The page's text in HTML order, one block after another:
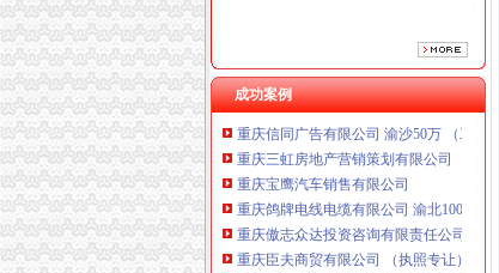
成功案例
重庆海谛升进出口贸易有限公司 渝北100
重庆奕欣锦诚商贸有限公司 渝九50万 （
重庆信同广告有限公司 渝沙50万 （工商注
重庆三虹房地产营销策划有限公司
重庆宝鹰汽车销售有限公司
重庆鸽牌电线电缆有限公司 渝北10010万 (
重庆傲志众达投资咨询有限责任公司 渝九
重庆臣夫商贸有限公司 （执照专让）
重庆卿倾商贸有限责任公司 渝江100万 （